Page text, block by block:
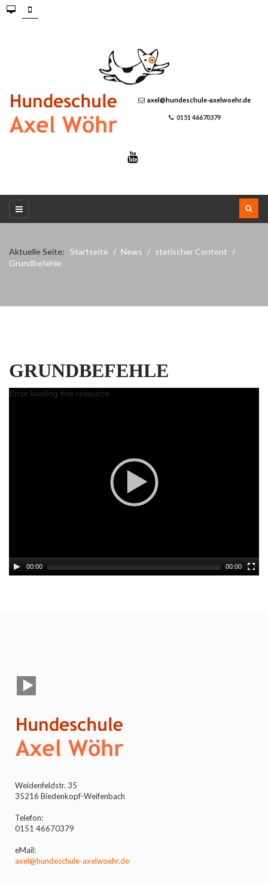
axel@hundeschule-axelwoehr.de
0151 46670379
Aktuelle Seite: Startseite News
statischer Content
Grundbefehle
GRUNDBEFEHLE
Error loading this resource
00:00 00:00
Weidenfeldstr. 35
35216 Biedenkopf-Weifenbach
Telefon:
0151 46670379
eMail:
axel@hundeschule-axelwoehr.de